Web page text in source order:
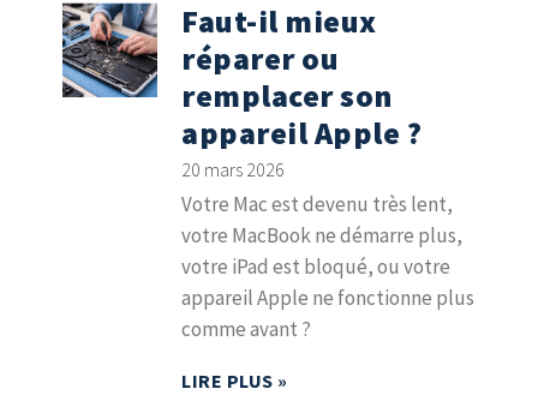
Faut-il mieux
réparer ou
remplacer son
appareil Apple ?
20 mars 2026
Votre Mac est devenu très lent,
votre MacBook ne démarre plus,
votre iPad est bloqué, ou votre
appareil Apple ne fonctionne plus
comme avant ?
LIRE PLUS »